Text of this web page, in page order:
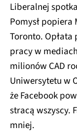
Liberalnej
Pomysł popiera
Toronto. Opłata
pracy w
milionów CAD
Uniwersytetu w
że Facebook
stracą wszyscy.
mniej.